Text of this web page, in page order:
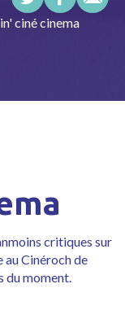
ciné cinema
critiques sur
au Cinéroch de
du moment.